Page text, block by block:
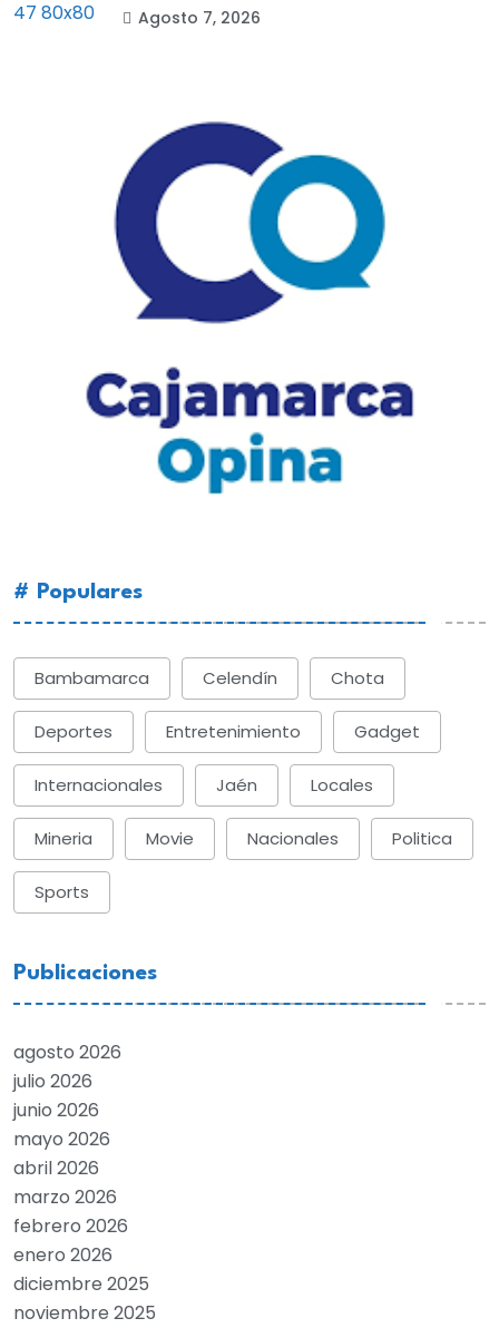
Agosto 7, 2026
# Populares
Bambamarca Celendín Chota
Deportes Entretenimiento Gadget
Internacionales Jaén Locales
Mineria Movie Nacionales Politica
Sports
Publicaciones
agosto 2026
julio 2026
junio 2026
mayo 2026
abril 2026
marzo 2026
febrero 2026
enero 2026
diciembre 2025
noviembre 2025